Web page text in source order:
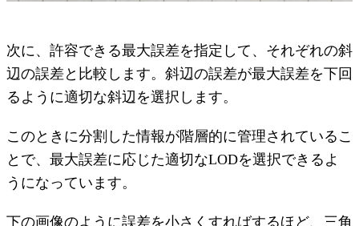
次に、許容できる最大誤差を指定して、それぞれの斜
辺の誤差と比較します。斜辺の誤差が最大誤差を下回
るように適切な斜辺を選択します。
このときに分割した情報が階層的に管理されているこ
とで、最大誤差に応じた適切なLODを選択できるよ
うになっています。
下の画像のように誤差を小さくすればするほど、三角